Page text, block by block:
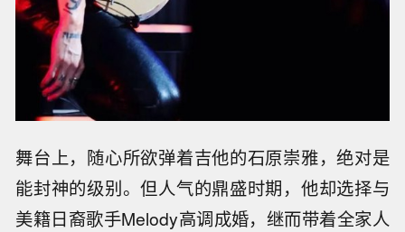
舞台上，随心所欲弹着吉他的石原崇雅，绝对是
能封神的级别。但人气的鼎盛时期，他却选择与
美籍日裔歌手Melody高调成婚，继而带着全家人